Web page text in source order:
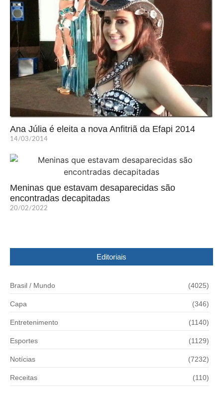
Ana Júlia é eleita a nova Anfitriã da Efapi 2014
14/03/2014
Meninas que estavam desaparecidas são
encontradas decapitadas
20/02/2022
Editoriais
Brasil / Mundo (4025)
Capa (346)
Entretenimento (1140)
Esportes (1129)
Notícias (7232)
Receitas (110)